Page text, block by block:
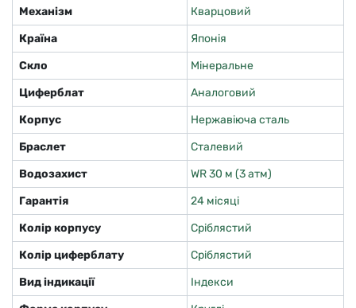
Механізм
Кварцовий
Країна
Японія
Скло
Мінеральне
Циферблат
Аналоговий
Корпус
Нержавіюча сталь
Браслет
Сталевий
Водозахист
WR 30 м (3 атм)
Гарантія
24 місяці
Колір корпусу
Сріблястий
Колір циферблату
Сріблястий
Вид індикації
Індекси